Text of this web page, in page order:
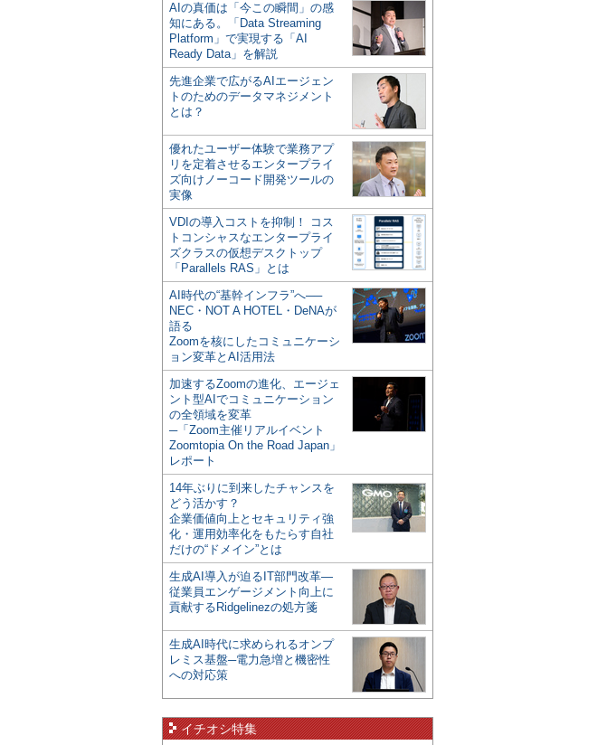
AIの真価は「今この瞬間」の感
知にある。「Data Streaming
Platform」で実現する「AI
Ready Data」を解説
先進企業で広がるAIエージェン
トのためのデータマネジメント
とは？
優れたユーザー体験で業務アプ
リを定着させるエンタープライ
ズ向けノーコード開発ツールの
実像
VDIの導入コストを抑制！ コス
トコンシャスなエンタープライ
ズクラスの仮想デスクトップ
「Parallels RAS」とは
AI時代の“基幹インフラ”へ──
NEC・NOT A HOTEL・DeNAが
語る
Zoomを核にしたコミュニケーシ
ョン変革とAI活用法
加速するZoomの進化、エージェ
ント型AIでコミュニケーション
の全領域を変革
─「Zoom主催リアルイベント
Zoomtopia On the Road Japan」
レポート
14年ぶりに到来したチャンスを
どう活かす？
企業価値向上とセキュリティ強
化・運用効率化をもたらす自社
だけの“ドメイン”とは
生成AI導入が迫るIT部門改革―
従業員エンゲージメント向上に
貢献するRidgelinezの処方箋
生成AI時代に求められるオンプ
レミス基盤─電力急増と機密性
への対応策
イチオシ特集